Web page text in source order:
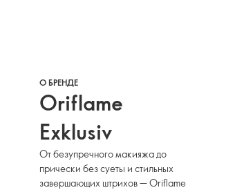
О БРЕНДЕ
Oriflame
Exklusiv
От безупречного макияжа до
прически без суеты и стильных
завершающих штрихов — Oriflame